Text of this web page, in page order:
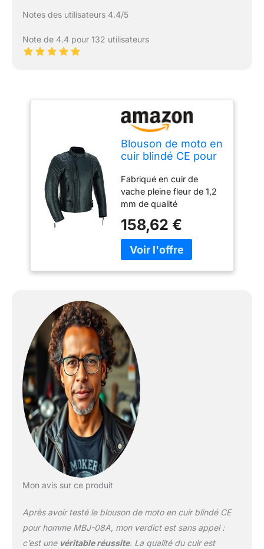
Notes des utilisateurs 4.4/5
Note de 4.4 pour 132 utilisateurs
Blouson de moto en
cuir blindé CE pour
Noir , XL
Fabriqué en cuir de
vache pleine fleur de 1,2
mm de qualité
amovibles certifiées CE.
Double fermeture éclair
YKK originale pour les
pour le réglage de la
taille. Fermetures éclair
de connexion pour
joindre le pantalon. Joli
design et finitions de
qualité. Taille S pour tour
de poitrine 96,5 cm. M
pour 40, L pour 42, XL
pour 44, XXL pour 46 et
3XL pour poitrine 121,9
cm. Veuillez vous assurer
158,62 €
Mon avis sur ce produit
Après avoir testé le blouson de moto en cuir blindé CE
pour homme MBJ-08A, mon verdict est sans appel :
c’est une véritable réussite. La qualité du cuir est